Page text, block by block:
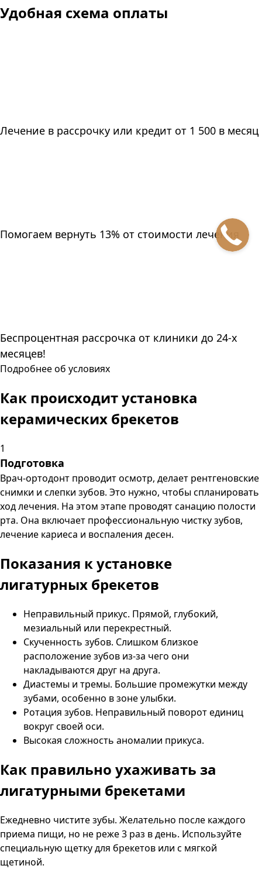
Удобная схема оплаты
Лечение в рассрочку или кредит от 1 500 в месяц
Помогаем вернуть 13% от стоимости лечения
Беспроцентная рассрочка от клиники до 24-х
месяцев!
Подробнее об условиях
Как происходит установка
керамических брекетов
1
Подготовка
Врач-ортодонт проводит осмотр, делает рентгеновские
снимки и слепки зубов. Это нужно, чтобы спланировать
ход лечения. На этом этапе проводят санацию полости
рта. Она включает профессиональную чистку зубов,
лечение кариеса и воспаления десен.
Показания к установке
лигатурных брекетов
Неправильный прикус. Прямой, глубокий,
мезиальный или перекрестный.
Скученность зубов. Слишком близкое
расположение зубов из-за чего они
накладываются друг на друга.
Диастемы и тремы. Большие промежутки между
зубами, особенно в зоне улыбки.
Ротация зубов. Неправильный поворот единиц
вокруг своей оси.
Высокая сложность аномалии прикуса.
Как правильно ухаживать за
лигатурными брекетами
Ежедневно чистите зубы. Желательно после каждого
приема пищи, но не реже 3 раз в день. Используйте
специальную щетку для брекетов или с мягкой
щетиной.